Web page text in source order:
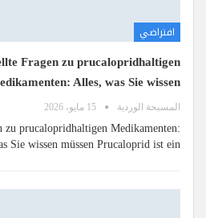
افتراضي
Fragen zu prucalopridhaltigen
Alles, was Sie wissen…
المسبحة الوردية 15 مايو، 2026
zu prucalopridhaltigen Medikamenten:
Sie wissen müssen Prucaloprid ist ein…